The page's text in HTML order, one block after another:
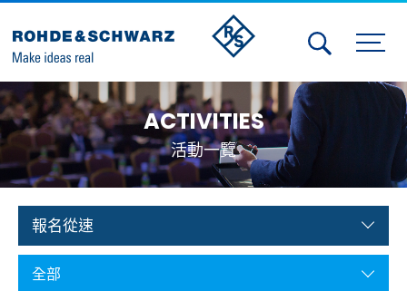
Activities
Contact Us
Member
Calendar
Member Login
ACTIVITIES
活動一覽
報名從速
全部